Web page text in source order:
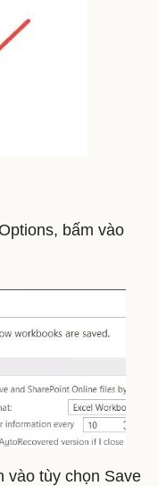
bấm vào
vào tùy chọn Save